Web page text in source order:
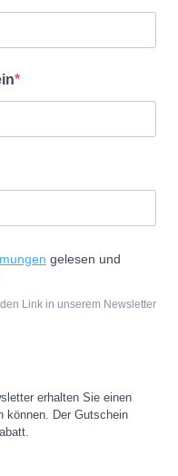
gelesen und
Link in unserem Newsletter
erhalten Sie einen
können. Der Gutschein